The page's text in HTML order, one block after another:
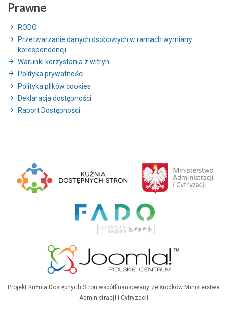
Prawne
RODO
Przetwarzanie danych osobowych w ramach wymiany
korespondencji
Warunki korzystania z witryn
Polityka prywatności
Polityka plików cookies
Deklaracja dostępności
Raport Dostępności
Projekt Kuźnia Dostępnych Stron współfinansowany ze środków Ministerstwa
Administracji i Cyfryzacji